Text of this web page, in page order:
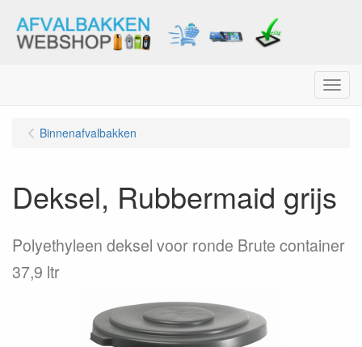
Menu
Binnenafvalbakken
Deksel, Rubbermaid grijs
Polyethyleen deksel voor ronde Brute container
37,9 ltr